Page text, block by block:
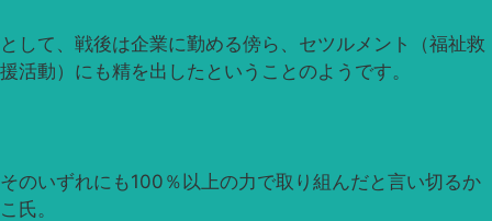
として、戦後は企業に勤める傍ら、セツルメント（福祉救
援活動）にも精を出したということのようです。
そのいずれにも100％以上の力で取り組んだと言い切るか
こ氏。